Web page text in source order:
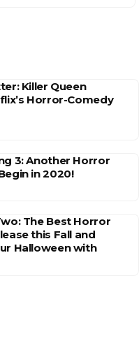
Killer Queen
Horror-Comedy
3: Another Horror
in 2020!
The Best Horror
this Fall and
Halloween with